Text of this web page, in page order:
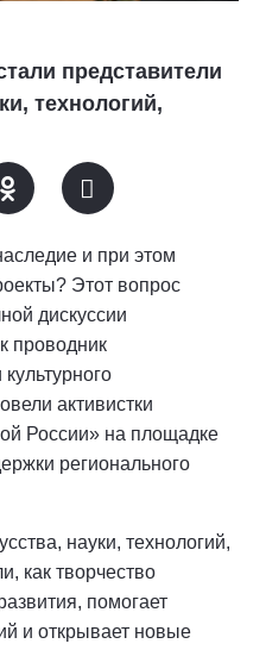
представители
технологий,
и при этом
Этот вопрос
дискуссии
проводник
активистки
России» на площадке
регионального
науки, технологий,
как творчество
помогает
и открывает новые